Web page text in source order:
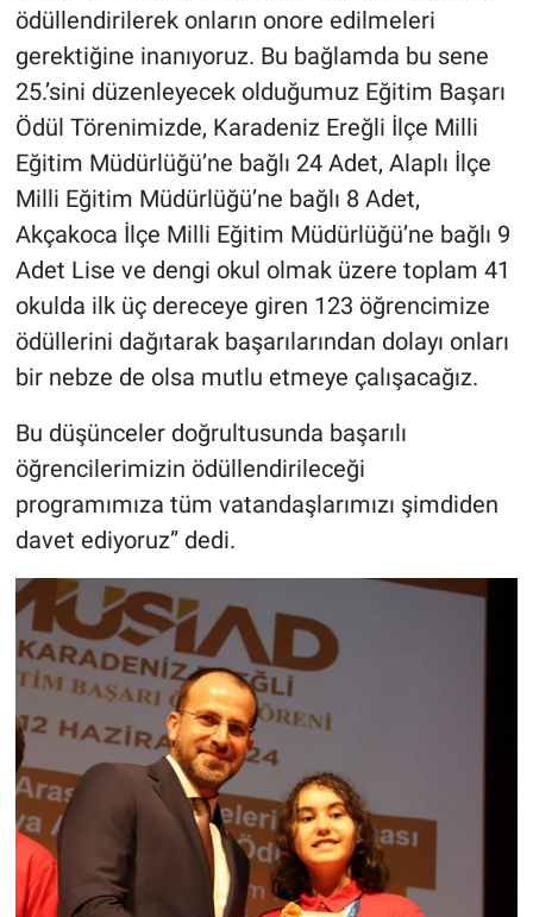
ödüllendirilerek onların onore edilmeleri
gerektiğine inanıyoruz. Bu bağlamda bu sene
25.’sini düzenleyecek olduğumuz Eğitim Başarı
Ödül Törenimizde, Karadeniz Ereğli İlçe Milli
Eğitim Müdürlüğü’ne bağlı 24 Adet, Alaplı İlçe
Milli Eğitim Müdürlüğü’ne bağlı 8 Adet,
Akçakoca İlçe Milli Eğitim Müdürlüğü’ne bağlı 9
Adet Lise ve dengi okul olmak üzere toplam 41
okulda ilk üç dereceye giren 123 öğrencimize
ödüllerini dağıtarak başarılarından dolayı onları
bir nebze de olsa mutlu etmeye çalışacağız.
Bu düşünceler doğrultusunda başarılı
öğrencilerimizin ödüllendirileceği
programımıza tüm vatandaşlarımızı şimdiden
davet ediyoruz” dedi.